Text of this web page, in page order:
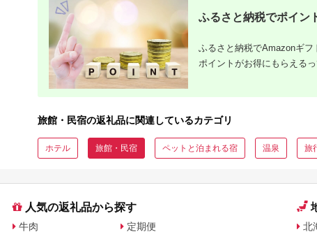
ふるさと納税でポイン
ふるさと納税でAmazonギフ
ポイントがお得にもらえる
旅館・民宿の返礼品に関連しているカテゴリ
ホテル 旅館・民宿 ペットと泊まれる宿 温泉 旅
人気の返礼品から探す
牛肉
定期便
北